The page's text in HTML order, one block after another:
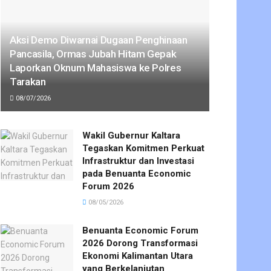
Aksi Demo Diwarnai Dugaan Penghinaan
Pancasila, Ormas Jubah Hitam Gepak
Laporkan Oknum Mahasiswa ke Polres
Tarakan
08/07/2026
Wakil Gubernur Kaltara
Tegaskan Komitmen Perkuat
Infrastruktur dan Investasi
pada Benuanta Economic
Forum 2026
08/05/2026
Benuanta Economic Forum
2026 Dorong Transformasi
Ekonomi Kalimantan Utara
yang Berkelanjutan